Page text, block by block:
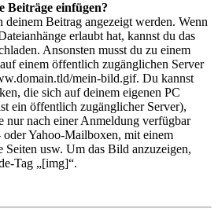
Beiträge einfügen?
deinem Beitrag angezeigt werden. Wenn
erlaubt hat, kannst du das
Ansonsten musst du zu einem
einem öffentlich zugänglichen Server
mein-bild.gif. Du kannst
die sich auf deinem eigenen PC
ein öffentlich zugänglicher Server),
nur nach einer Anmeldung verfügbar
Yahoo-Mailboxen, mit einem
Seiten usw. Um das Bild anzuzeigen,
Tag „[img]“.